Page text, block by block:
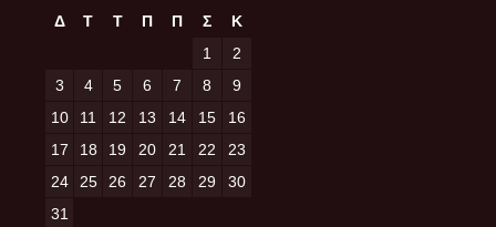
Δ
Τ Τ Π Π Σ
Κ
1
2
3
4 5 6 7 8
9
10
11 12 13 14 15
16
17
18 19 20 21 22
23
24
25 26 27 28 29
30
31